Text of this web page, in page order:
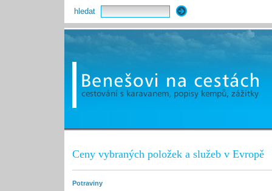
hledat
Ceny vybraných položek a služeb v Evropě
Potraviny